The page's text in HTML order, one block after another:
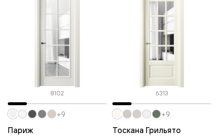
8102
Париж
+9
6313
Тоскана Грильято
+9